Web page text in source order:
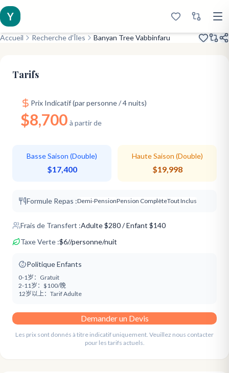
Y
Accueil Recherche d'Îles Banyan Tree Vabbinfaru
Tarifs
Prix Indicatif (par personne / 4 nuits)
$8,700 à partir de
Basse Saison (Double)
$17,400
Haute Saison (Double)
$19,998
Formule Repas :Demi-PensionPension ComplèteTout Inclus
Frais de Transfert :Adulte$280/ Enfant $140
Taxe Verte :$6//personne/nuit
Politique Enfants
0-1岁： Gratuit
2-11岁： $100/晚
12岁以上： Tarif Adulte
Demander un Devis
Les prix sont donnés à titre indicatif uniquement. Veuillez nous contacter
pour les tarifs actuels.